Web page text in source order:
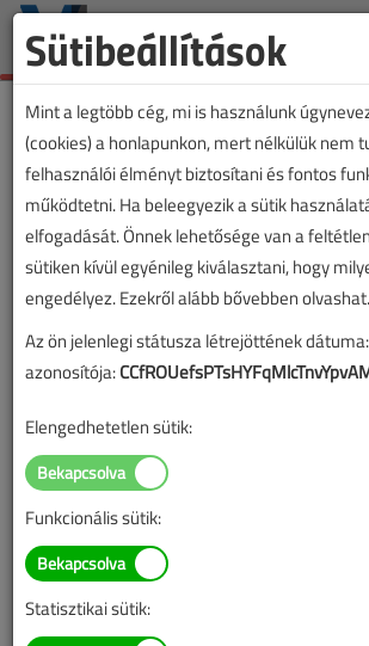
Képeken hazánk
hálózati
2023. január 17. |
Sütibeállítások
Mint a legtöbb cég, mi is használunk
(cookies) a honlapunkon, mert nélkülük nem
felhasználói élményt biztosítani és fontos
működtetni. Ha beleegyezik a sütik
elfogadását. Önnek lehetősége van a
sütiken kívül egyénileg kiválasztani, hogy
engedélyez. Ezekről alább bővebben olvashat.
Az ön jelenlegi státusza létrejöttének dátuma:
azonosítója:
Elengedhetetlen sütik:
Funkcionális sütik:
Statisztikai sütik: